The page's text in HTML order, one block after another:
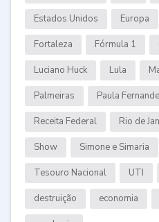
Estados Unidos Europa
Fortaleza Fórmula 1
Luciano Huck Lula
Palmeiras Paula
Receita Federal Rio de
Show Simone e Simaria
Tesouro Nacional UTI
destruição economia